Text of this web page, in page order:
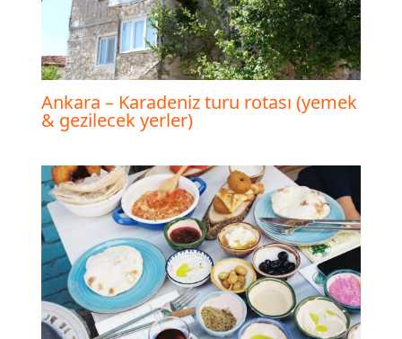
Ankara – Karadeniz turu rotası (yemek
& gezilecek yerler)